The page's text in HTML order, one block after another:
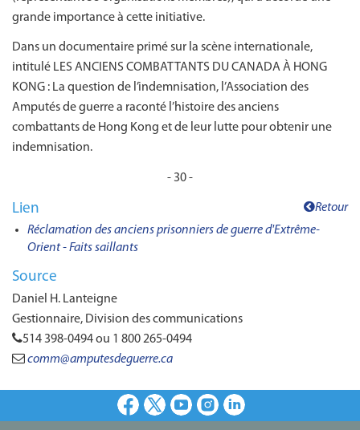
grande importance à cette initiative.
Dans un documentaire primé sur la scène internationale,
intitulé LES ANCIENS COMBATTANTS DU CANADA À HONG
KONG : La question de l’indemnisation, l’Association des
Amputés de guerre a raconté l’histoire des anciens
combattants de Hong Kong et de leur lutte pour obtenir une
indemnisation.
- 30 -
Retour
Lien
Réclamation des anciens prisonniers de guerre d'Extrême-
Orient - Faits saillants
Source
Daniel H. Lanteigne
Gestionnaire, Division des communications
514 398-0494 ou 1 800 265-0494
comm@amputesdeguerre.ca
Facebook
X YoutubeInstagramLinkedIn